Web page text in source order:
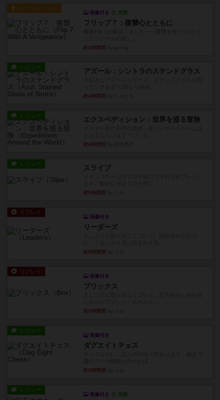
ルール/インスト
画像付き 充実
フリップ７：復讐心とともに
約3時間前
レビュー アズール：シントラのステンドグラス
約4時間前
レビュー エクスペディション：世界を巡る冒険
約4時間前
レビュー スライプ
約5時間前
リプレイ
画像付き
リーダーズ
約5時間前
リプレイ
画像付き
ブリックス
約5時間前
レビュー
画像付き
ダグエイトチェス
約5時間前
レビュー
画像付き 充実